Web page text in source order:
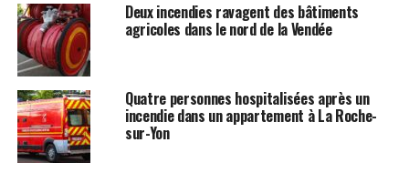
Deux incendies ravagent des bâtiments
agricoles dans le nord de la Vendée
Quatre personnes hospitalisées après un
incendie dans un appartement à La Roche-
sur-Yon